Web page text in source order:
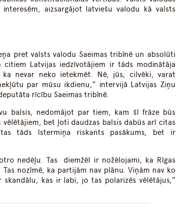
aizsargājot latviešu valodu kā valsts
pret valsts valodu Saeimas tribīnē un absolūti
Latvijas iedzīvotājiem ir tāds modinātāja
nevar neko ietekmēt. Nē, jūs, cilvēki, varat
par mūsu ikdienu,” intervijā Latvijas Ziņu
rīcību Saeimas tribīnē.
balsis, nedomājot par tiem, kam šī frāze būs
vēlētājiem, bet ļoti daudzas balsis dabūs arī citas
tāds īstermiņa riskants pasākums, bet ir
nedēļu. Tas diemžēl ir nožēlojami, ka Rīgas
nozīmē, ka partijām nav plānu. Viņām nav ko
kas ir labi, jo tas polarizēs vēlētājus,”